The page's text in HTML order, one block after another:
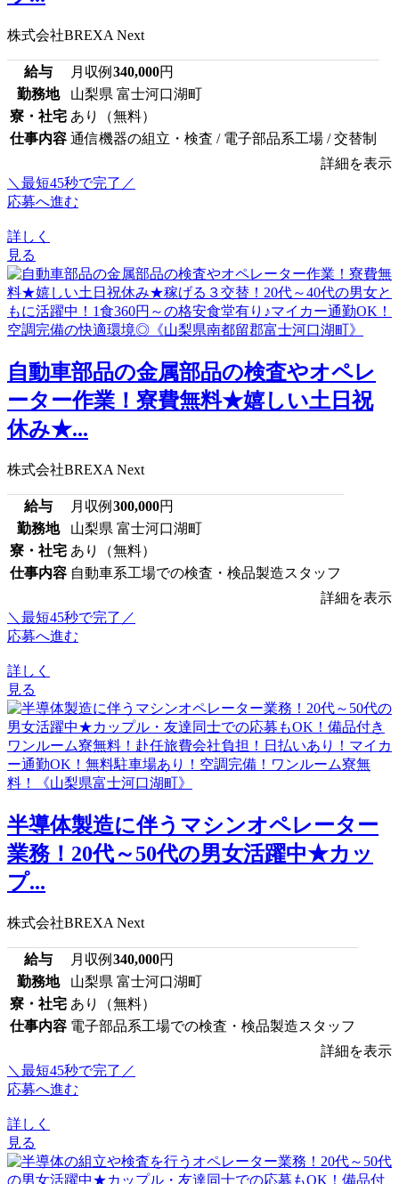
株式会社BREXA Next
給与 月収例 340,000円
勤務地
山梨県 富士河口湖町
寮・社宅 あり（無料）
仕事内容 通信機器の組立・検査 / 電子部品系工場 / 交替制
詳細を表示
＼最短45秒で完了／
応募へ進む
詳しく
見る
自動車部品の金属部品の検査やオペレ
ーター作業！寮費無料★嬉しい土日祝
休み★...
株式会社BREXA Next
給与 月収例 300,000円
勤務地
山梨県 富士河口湖町
寮・社宅 あり（無料）
仕事内容 自動車系工場での検査・検品製造スタッフ
詳細を表示
＼最短45秒で完了／
応募へ進む
詳しく
見る
半導体製造に伴うマシンオペレーター
業務！20代～50代の男女活躍中★カッ
プ...
株式会社BREXA Next
給与 月収例 340,000円
勤務地
山梨県 富士河口湖町
寮・社宅 あり（無料）
仕事内容 電子部品系工場での検査・検品製造スタッフ
詳細を表示
＼最短45秒で完了／
応募へ進む
詳しく
見る